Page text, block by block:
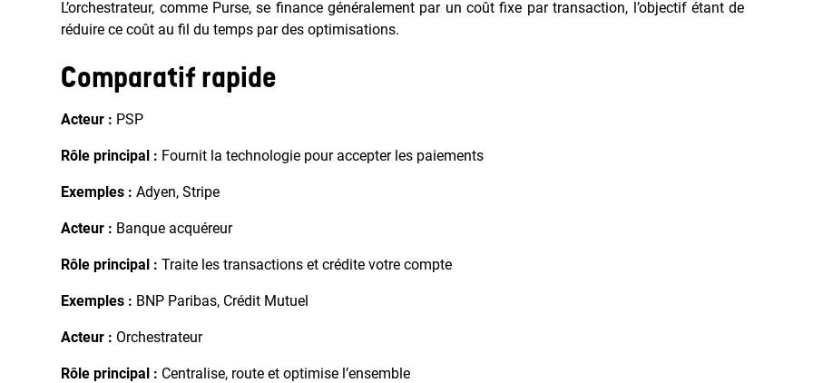
L’orchestrateur, comme Purse, se finance généralement par un coût fixe par transaction, l’objectif étant de
réduire ce coût au fil du temps par des optimisations.
Comparatif rapide
Acteur : PSP
Rôle principal : Fournit la technologie pour accepter les paiements
Exemples :Adyen, Stripe
Acteur : Banque acquéreur
Rôle principal :Traite les transactions et crédite votre compte
Exemples : BNP Paribas, Crédit Mutuel
Acteur : Orchestrateur
Rôle principal : Centralise, route et optimise l’ensemble